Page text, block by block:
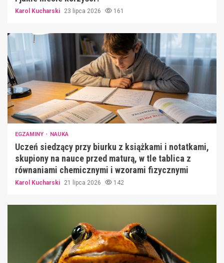
Karol Kucharski 23 lipca 2026 161
EGZAMINY NAUKA
Uczeń siedzący przy biurku z książkami i notatkami,
skupiony na nauce przed maturą, w tle tablica z
równaniami chemicznymi i wzorami fizycznymi
Karol Kucharski 21 lipca 2026 142